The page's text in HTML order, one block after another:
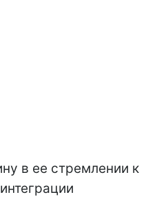
в ее стремлении к